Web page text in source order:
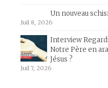
Un nouveau
Juil 8, 2026
Interview
Notre Père en
Jésus ?
Juil 7, 2026